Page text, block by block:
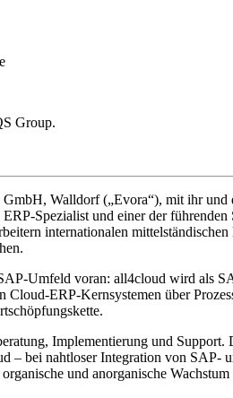
Group.
Walldorf („Evora“), mit ihr und
Spezialist und einer der
internationalen mittelständischen
Umfeld voran: all4cloud wird als
ERP-Kernsystemen über
Implementierung und
bei nahtloser Integration von SAP‑
und anorganische